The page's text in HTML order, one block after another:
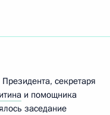
секретаря
и помощника
заседание